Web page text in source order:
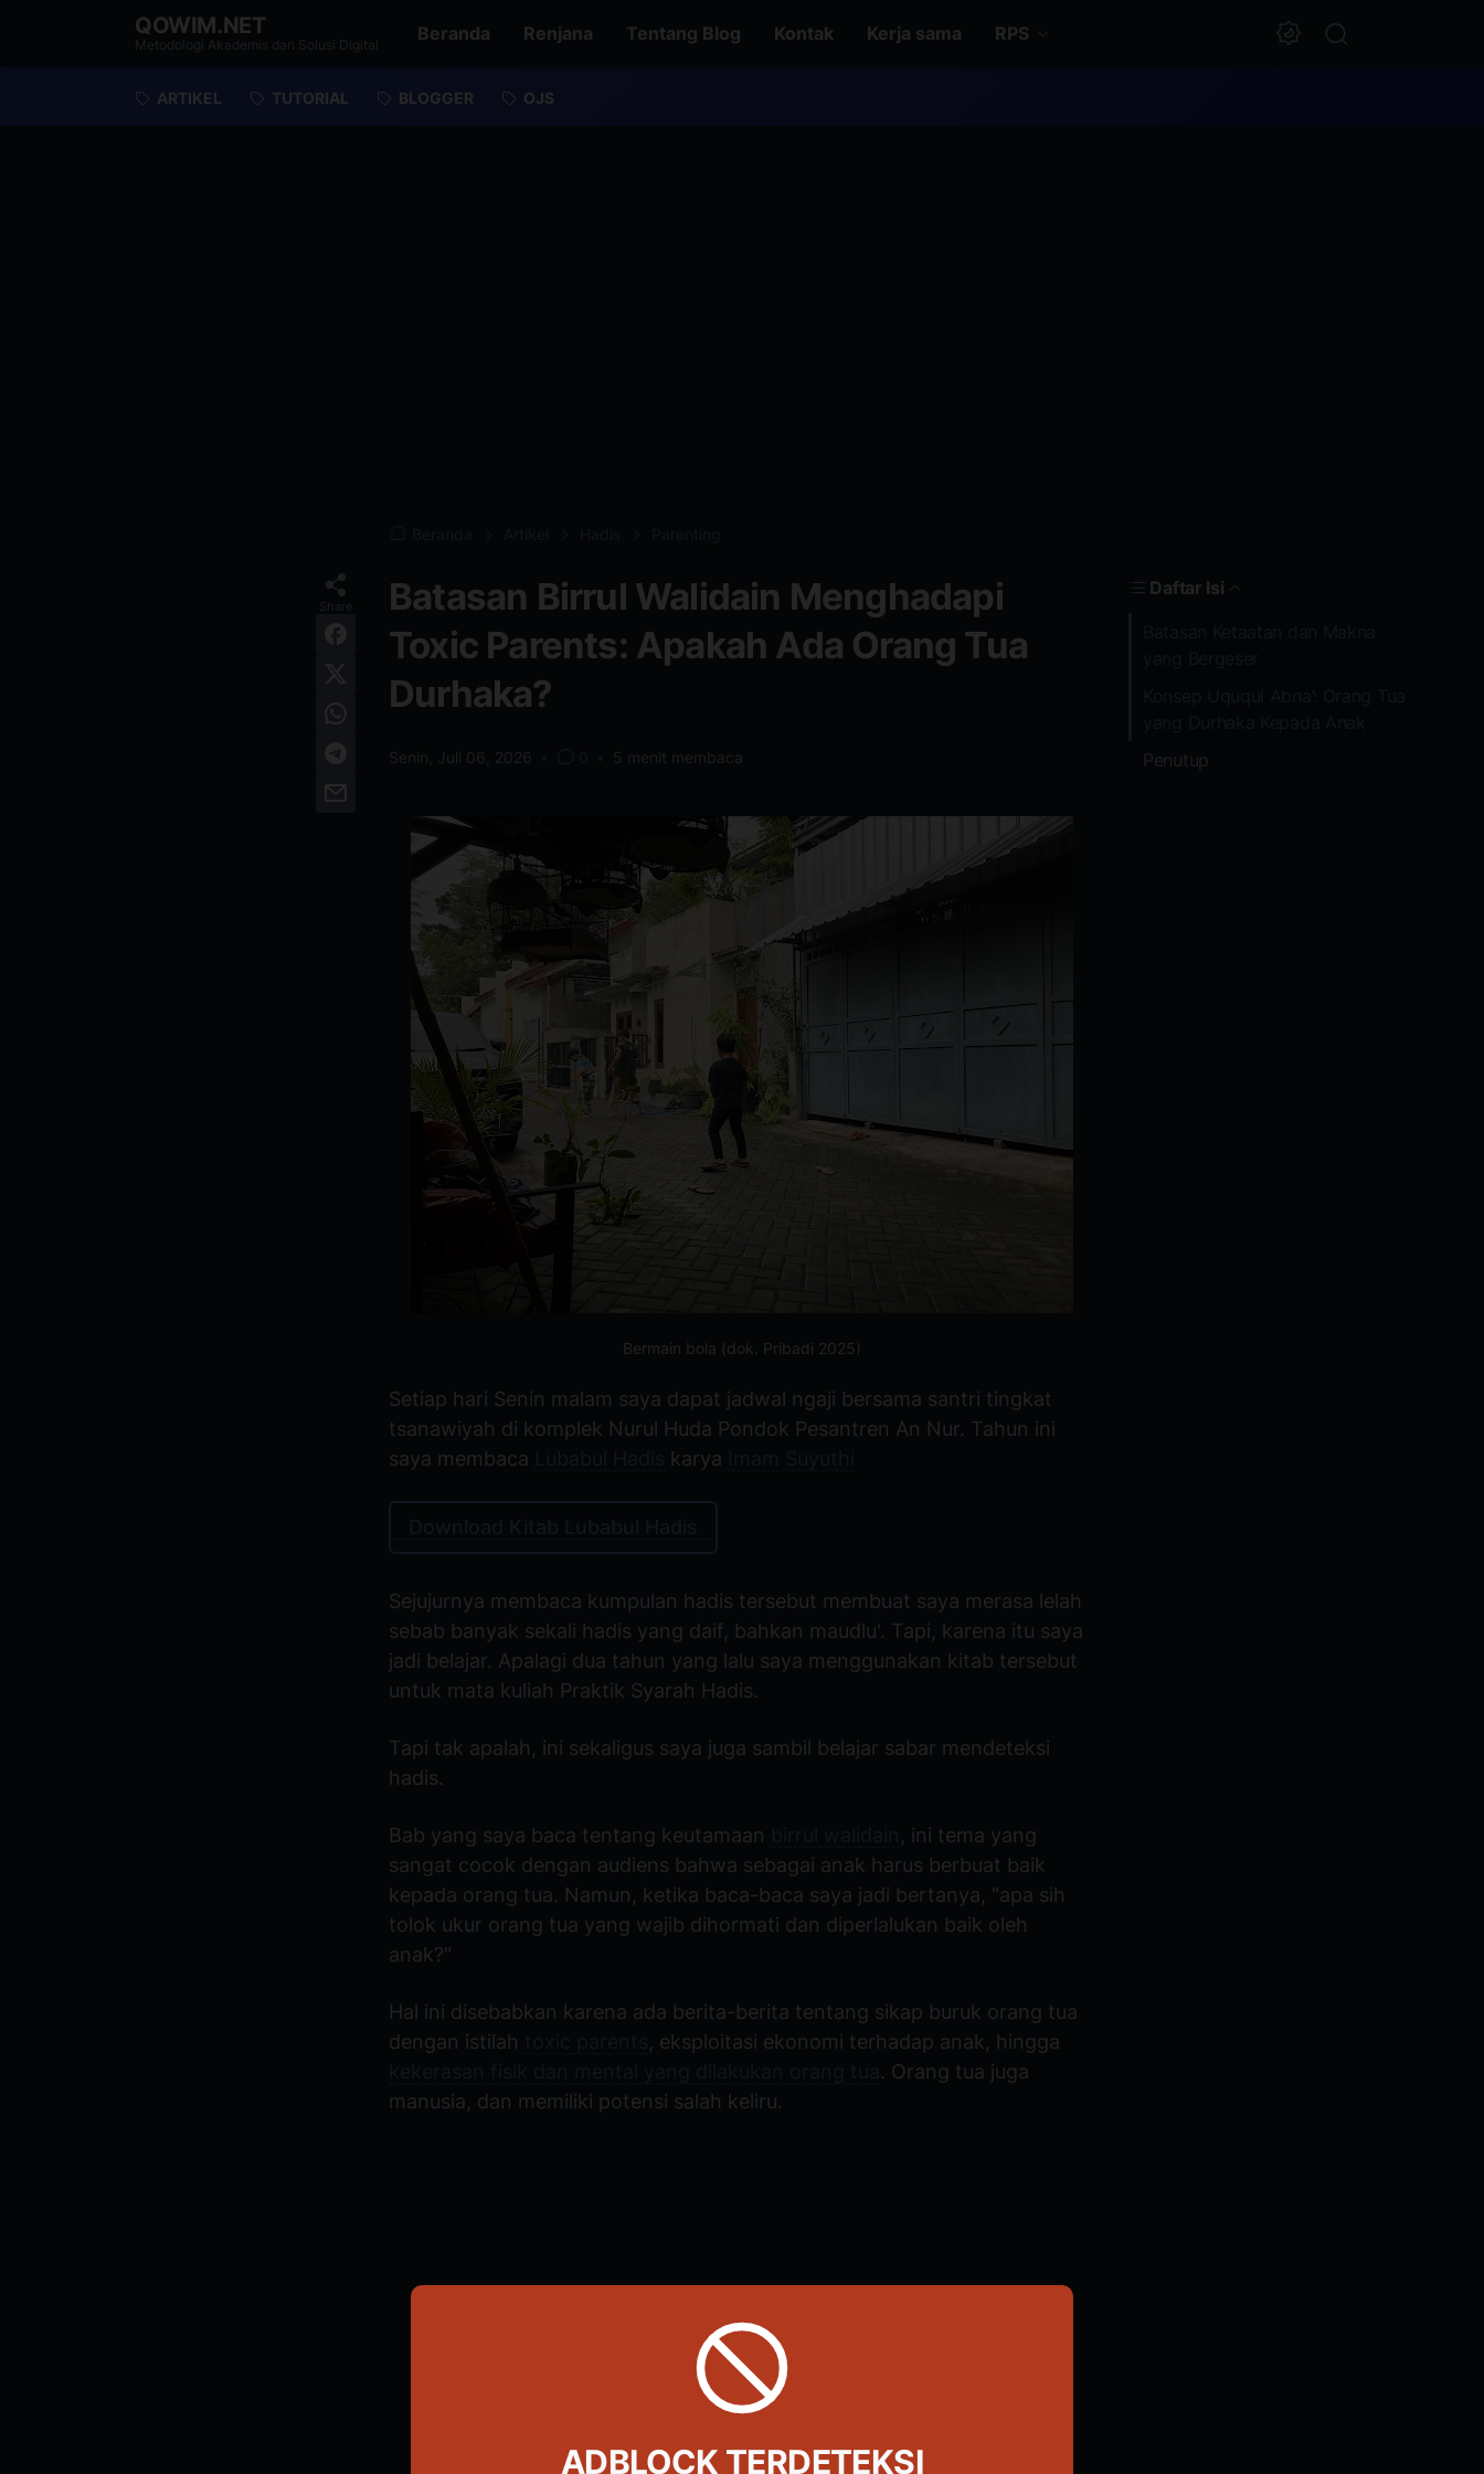
QOWIM.NET
Metodologi Akademis dan Solusi Digital
Beranda Renjana Tentang Blog Kontak Kerja sama RPS
ARTIKEL TUTORIAL BLOGGER OJS
Beranda Artikel Hadis Parenting
Batasan Birrul Walidain Menghadapi
Toxic Parents: Apakah Ada Orang Tua
Durhaka?
Senin, Juli 06, 2026 0 5 menit membaca
Daftar Isi
Batasan Ketaatan dan Makna
yang Bergeser
Konsep Uququl Abna’: Orang Tua
yang Durhaka Kepada Anak
Penutup
Bermain bola (dok. Pribadi 2025)
Setiap hari Senin malam saya dapat jadwal ngaji bersama santri tingkat
tsanawiyah di komplek Nurul Huda Pondok Pesantren An Nur. Tahun ini
saya membaca
Lubabul Hadis karya Imam Suyuthi
Download Kitab Lubabul Hadis
Sejujurnya membaca kumpulan hadis tersebut membuat saya merasa lelah
sebab banyak sekali hadis yang daif, bahkan maudlu'. Tapi, karena itu saya
jadi belajar. Apalagi dua tahun yang lalu saya menggunakan kitab tersebut
untuk mata kuliah Praktik Syarah Hadis.
Tapi tak apalah, ini sekaligus saya juga sambil belajar sabar mendeteksi
hadis.
Bab yang saya baca tentang keutamaan birrul walidain , ini tema yang
sangat cocok dengan audiens bahwa sebagai anak harus berbuat baik
kepada orang tua. Namun, ketika baca-baca saya jadi bertanya, "apa sih
tolok ukur orang tua yang wajib dihormati dan diperlalukan baik oleh
anak?"
Hal ini disebabkan karena ada berita-berita tentang sikap buruk orang tua
dengan istilah toxic parents , eksploitasi ekonomi terhadap anak, hingga
kekerasan fisik dan mental yang dilakukan orang tua. Orang tua juga
manusia, dan memiliki potensi salah keliru.
ADBLOCK TERDETEKSI